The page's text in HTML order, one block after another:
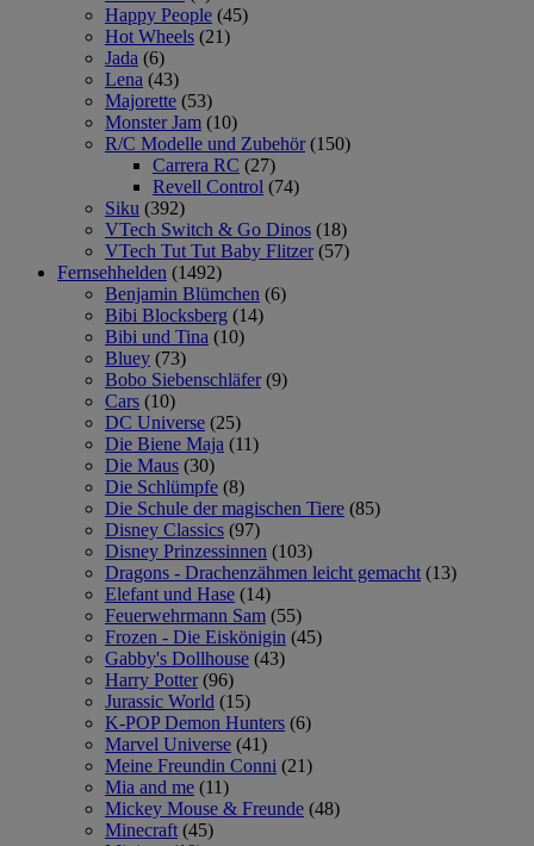
Happy People (45)
Hot Wheels (21)
Jada (6)
Lena (43)
Majorette (53)
Monster Jam (10)
R/C Modelle und Zubehör (150)
Carrera RC (27)
Revell Control (74)
Siku (392)
VTech Switch & Go Dinos (18)
VTech Tut Tut Baby Flitzer (57)
Fernsehhelden (1492)
Benjamin Blümchen (6)
Bibi Blocksberg (14)
Bibi und Tina (10)
Bluey (73)
Bobo Siebenschläfer (9)
Cars (10)
DC Universe (25)
Die Biene Maja (11)
Die Maus (30)
Die Schlümpfe (8)
Die Schule der magischen Tiere (85)
Disney Classics (97)
Disney Prinzessinnen (103)
Dragons - Drachenzähmen leicht gemacht (13)
Elefant und Hase (14)
Feuerwehrmann Sam (55)
Frozen - Die Eiskönigin (45)
Gabby's Dollhouse (43)
Harry Potter (96)
Jurassic World (15)
K-POP Demon Hunters (6)
Marvel Universe (41)
Meine Freundin Conni (21)
Mia and me (11)
Mickey Mouse & Freunde (48)
Minecraft (45)